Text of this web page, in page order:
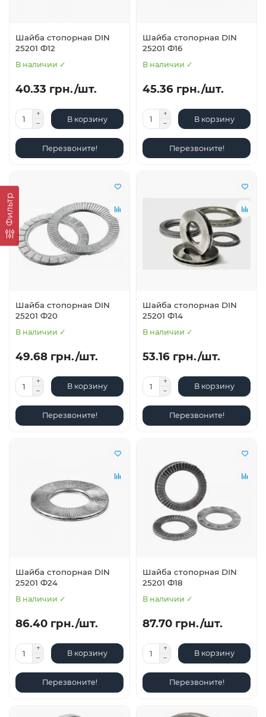
Фильтр
Шайба стопорная DIN
25201 Ф12
В наличии ✓
40.33 грн./шт.
В корзину
Перезвоните!
Шайба стопорная DIN
25201 Ф16
В наличии ✓
45.36 грн./шт.
В корзину
Перезвоните!
Шайба стопорная DIN
25201 Ф20
В наличии ✓
49.68 грн./шт.
В корзину
Перезвоните!
Шайба стопорная DIN
25201 Ф14
В наличии ✓
53.16 грн./шт.
В корзину
Перезвоните!
Шайба стопорная DIN
25201 Ф24
В наличии ✓
86.40 грн./шт.
В корзину
Перезвоните!
Шайба стопорная DIN
25201 Ф18
В наличии ✓
87.70 грн./шт.
В корзину
Перезвоните!